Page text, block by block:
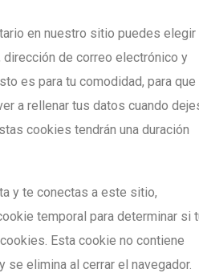
en nuestro sitio puedes elegir
dirección de correo electrónico y
es para tu comodidad, para que
a rellenar tus datos cuando
cookies tendrán una duración
y te conectas a este sitio,
temporal para determinar si
Esta cookie no contiene
se elimina al cerrar el navegador.